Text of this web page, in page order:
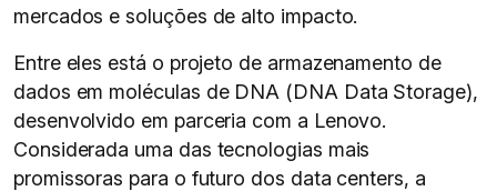
mercados e soluções de alto impacto.
Entre eles está o projeto de armazenamento de
dados em moléculas de DNA (DNA Data Storage),
desenvolvido em parceria com a Lenovo.
Considerada uma das tecnologias mais
promissoras para o futuro dos data centers, a